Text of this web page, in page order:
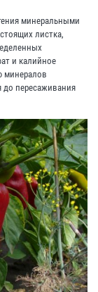
минеральными
листка,
и калийное
минералов
до пересаживания